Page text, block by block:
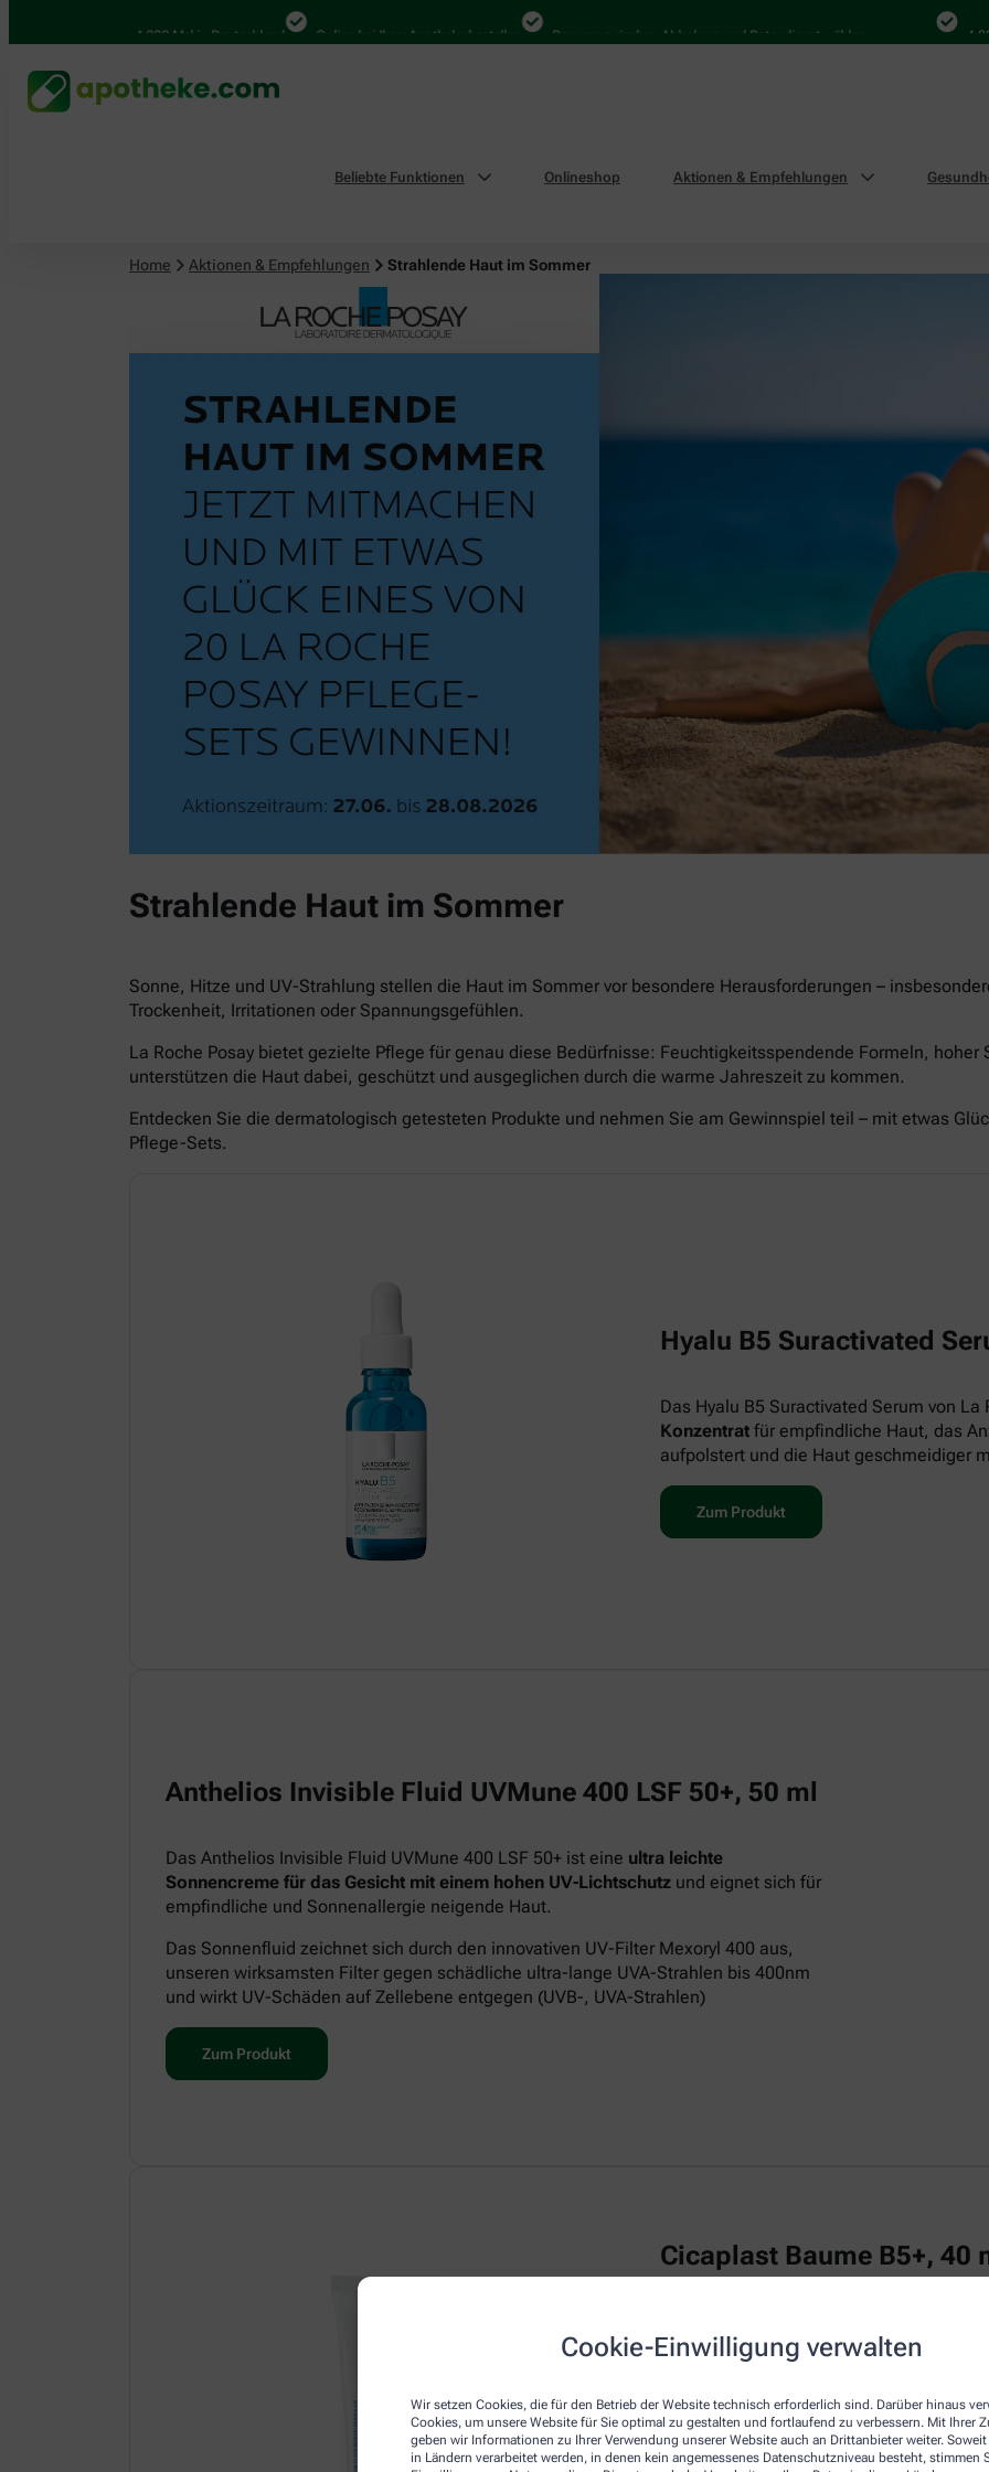
Cookie-Einwilligung verwalten
Wir setzen Cookies, die für den Betrieb der Website technisch erforderlich sind. Darüber hinaus
Cookies, um unsere Website für Sie optimal zu gestalten und fortlaufend zu verbessern. Mit Ihrer
geben wir Informationen zu Ihrer Verwendung unserer Website auch an Drittanbieter weiter. Soweit
in Ländern verarbeitet werden, in denen kein angemessenes Datenschutzniveau besteht, stimmen
4.000 Mal in Deutschland Online bei Ihrer Apotheke bestellen Bequem zwischen Abholung und Botendienst wählen 4.000
Beliebte Funktionen Onlineshop Aktionen & Empfehlungen
Home Aktionen & Empfehlungen Strahlende Haut im Sommer
Strahlende Haut im Sommer
Sonne, Hitze und UV-Strahlung stellen die Haut im Sommer vor besondere Herausforderungen –
Trockenheit, Irritationen oder Spannungsgefühlen.
La Roche Posay bietet gezielte Pflege für genau diese Bedürfnisse: Feuchtigkeitsspendende Formeln,
unterstützen die Haut dabei, geschützt und ausgeglichen durch die warme Jahreszeit zu kommen.
Entdecken Sie die dermatologisch getesteten Produkte und nehmen Sie am Gewinnspiel teil – mit etwas
Pflege-Sets.
Hyalu B5 Suractivated
Das Hyalu B5 Suractivated Serum von La
Konzentrat für empfindliche Haut, das
aufpolstert und die Haut geschmeidiger
Zum Produkt
Anthelios Invisible Fluid UVMune 400 LSF 50+, 50 ml
Das Anthelios Invisible Fluid UVMune 400 LSF 50+ ist eine ultra leichte
Sonnencreme für das Gesicht mit einem hohen UV-Lichtschutz und eignet sich für
empfindliche und Sonnenallergie neigende Haut.
Das Sonnenfluid zeichnet sich durch den innovativen UV-Filter Mexoryl 400 aus,
unseren wirksamsten Filter gegen schädliche ultra-lange UVA-Strahlen bis 400nm
und wirkt UV-Schäden auf Zellebene entgegen (UVB-, UVA-Strahlen)
Zum Produkt
Cicaplast Baume B5+, 40
La Roche Posay CICAPLAST Baume
irritierte Haut.Das reparierende Balsam
Die Creme zeichnet sich durch eine
empfindliche Haut am Körper, Gesicht
Dexpanthenol bezeichnet, wirkt